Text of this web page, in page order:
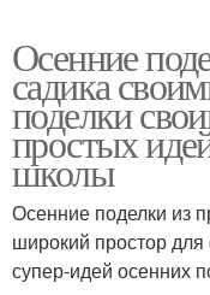
Осенние
садика
поделки
простых
школы
Осенние поделки из
широкий простор
супер-идей осенних